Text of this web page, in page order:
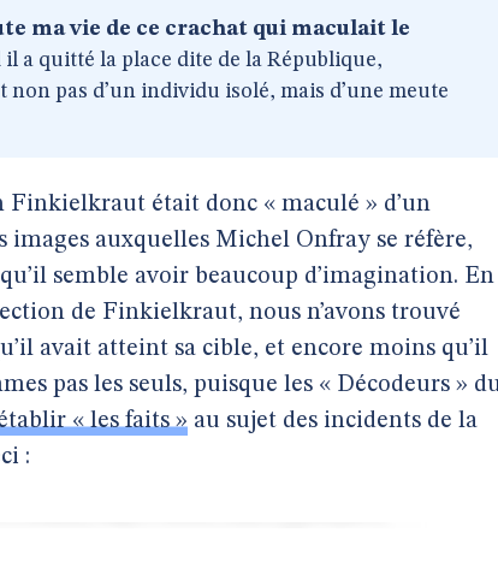
ma vie de ce crachat qui maculait le
il a quitté la place dite de la République,
pas d’un individu isolé, mais d’une meute
Finkielkraut était donc « maculé » d’un
images auxquelles Michel Onfray se réfère,
semble avoir beaucoup d’imagination. En
de Finkielkraut, nous n’avons trouvé
avait atteint sa cible, et encore moins qu’il
pas les seuls, puisque les « Décodeurs »
« les faits » au sujet des incidents de la
: